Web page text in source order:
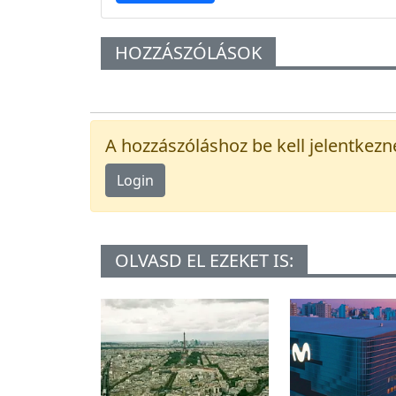
HOZZÁSZÓLÁSOK
A hozzászóláshoz be kell
Login
OLVASD EL EZEKET IS: